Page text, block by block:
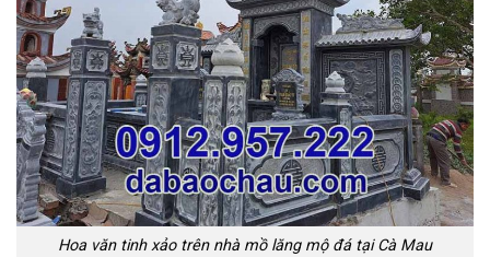
Hoa văn tinh xảo trên nhà mồ lăng mộ đá tại Cà Mau